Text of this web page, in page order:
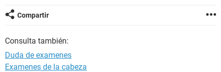
Compartir
Consulta también:
Duda de examenes
Examenes de la cabeza